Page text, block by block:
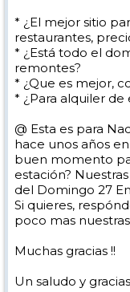
* ¿El mejor sitio
restaurantes,
* ¿Está todo el
remontes?
* ¿Que es mejor,
* ¿Para alquiler de
@ Esta es para
hace unos años
buen momento
estación?
del Domingo 27
Si quieres,
poco mas
Muchas gracias !!
Un saludo y